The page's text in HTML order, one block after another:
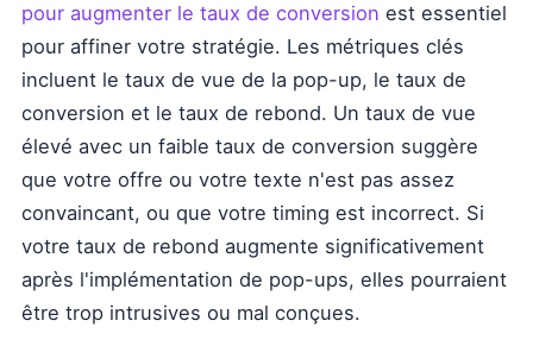
pour augmenter le taux de conversion est essentiel
pour affiner votre stratégie. Les métriques clés
incluent le taux de vue de la pop-up, le taux de
conversion et le taux de rebond. Un taux de vue
élevé avec un faible taux de conversion suggère
que votre offre ou votre texte n'est pas assez
convaincant, ou que votre timing est incorrect. Si
votre taux de rebond augmente significativement
après l'implémentation de pop-ups, elles pourraient
être trop intrusives ou mal conçues.